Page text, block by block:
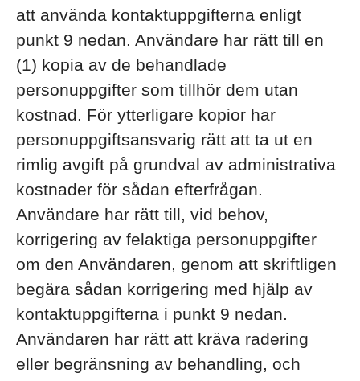
att använda kontaktuppgifterna enligt
punkt 9 nedan. Användare har rätt till en
(1) kopia av de behandlade
personuppgifter som tillhör dem utan
kostnad. För ytterligare kopior har
personuppgiftsansvarig rätt att ta ut en
rimlig avgift på grundval av administrativa
kostnader för sådan efterfrågan.
Användare har rätt till, vid behov,
korrigering av felaktiga personuppgifter
om den Användaren, genom att skriftligen
begära sådan korrigering med hjälp av
kontaktuppgifterna i punkt 9 nedan.
Användaren har rätt att kräva radering
eller begränsning av behandling, och